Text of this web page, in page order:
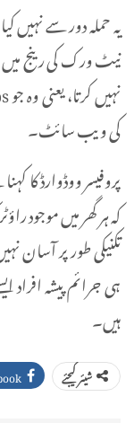
یہ حملہ دور سے نہیں
نیٹ ورک کی رینج میں
کی ویب سائٹ۔
پروفیسر ووڈوارڈ کا
کہ ہر گھر میں موجود
تکنیکی طور پر آسان
ہی جرائم پیشہ افراد
ہیں۔
شیئر کیجئے